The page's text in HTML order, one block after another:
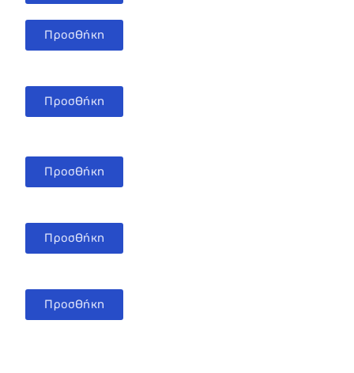
Προσθήκη
Προσθήκη
Προσθήκη
Προσθήκη
Προσθήκη